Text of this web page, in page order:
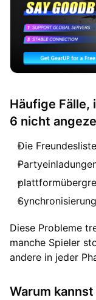
Häufige Fälle,
6 nicht
Die
Diese Probleme
manche Spieler
andere in jeder
Warum